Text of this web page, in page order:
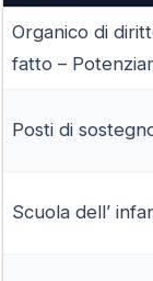
Organico di
fatto –
Posti di
Scuola dell’